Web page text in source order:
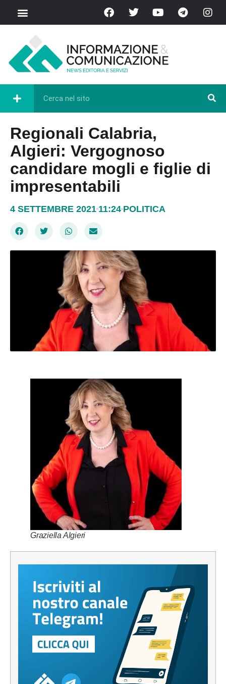
Regionali Calabria,
Algieri: Vergognoso
candidare mogli e figlie di
impresentabili
4 SETTEMBRE 2021 11:24 POLITICA
Graziella Algieri